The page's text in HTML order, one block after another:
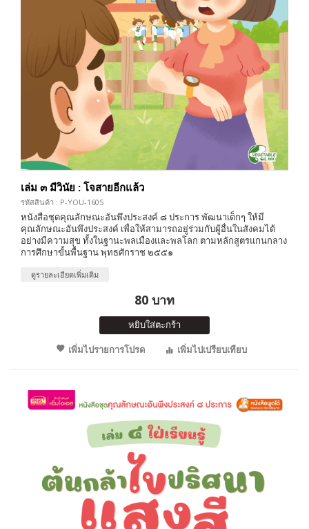
เล่ม ๓ มีวินัย : โจสายอีกแล้ว
รหัสสินค้า : P-YOU-1605
หนังสือชุดคุณลักษณะอันพึงประสงค์ ๘ ประการ พัฒนาเด็กๆ ให้มี
คุณลักษณะอันพึงประสงค์ เพื่อให้สามารถอยู่ร่วมกับผู้อื่นในสังคมได้
อย่างมีความสุข ทั้งในฐานะพลเมืองและพลโลก ตามหลักสูตรแกนกลาง
การศึกษาขั้นพื้นฐาน พุทธศักราช ๒๕๕๑
ดูรายละเอียดเพิ่มเติม
80 บาท
หยิบใส่ตะกร้า
เพิ่มไปรายการโปรด
เพิ่มไปเปรียบเทียบ